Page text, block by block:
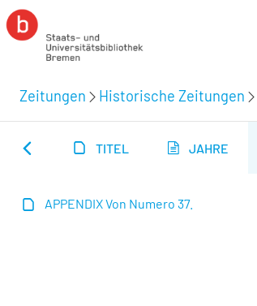
Zeitungen Historische Zeitungen
TITEL JAHRE
APPENDIX Von Numero 37.